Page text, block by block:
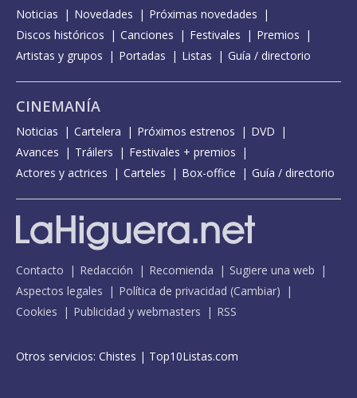
Noticias Novedades
Próximas novedades
Discos históricos
Canciones Festivales
Premios
Artistas y grupos
Portadas Listas Guía / directorio
CINEMANÍA
Noticias Cartelera Próximos estrenos
DVD
Avances
Tráilers
Festivales + premios
Actores y actrices
Carteles Box-office Guía / directorio
Contacto Redacción Recomienda
Sugiere una web
Aspectos legales
Política de privacidad (Cambiar)
Cookies
Publicidad y webmasters RSS
Otros servicios: Chistes | Top10Listas.com